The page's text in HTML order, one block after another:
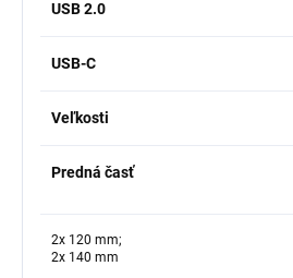
USB 2.0
USB-C
Veľkosti
Predná časť
2x 120 mm;
2x 140 mm